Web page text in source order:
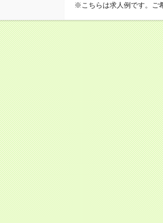
※こちらは求人例です。ご